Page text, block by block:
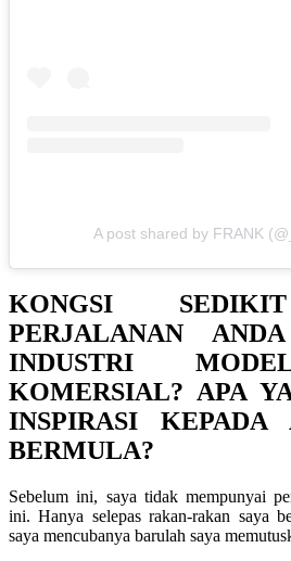
A post shared by FRANK
KONGSI
PERJALANAN
INDUSTRI
KOMERSIAL? APA
INSPIRASI KEPADA
BERMULA?
Sebelum ini, saya tidak mempunyai
ini. Hanya selepas rakan-rakan saya
saya mencubanya barulah saya